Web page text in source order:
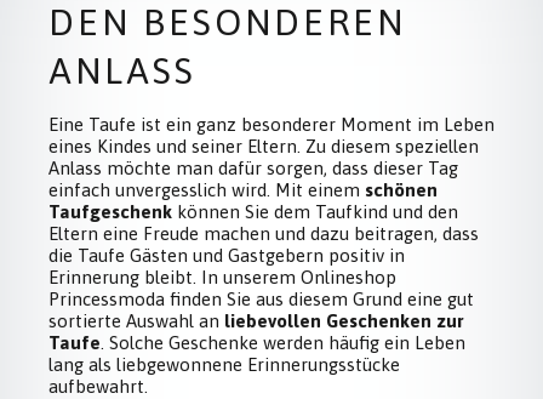
DEN BESONDEREN
ANLASS
Eine Taufe ist ein ganz besonderer Moment im Leben
eines Kindes und seiner Eltern. Zu diesem speziellen
Anlass möchte man dafür sorgen, dass dieser Tag
einfach unvergesslich wird. Mit einem schönen
Taufgeschenk können Sie dem Taufkind und den
Eltern eine Freude machen und dazu beitragen, dass
die Taufe Gästen und Gastgebern positiv in
Erinnerung bleibt. In unserem Onlineshop
Princessmoda finden Sie aus diesem Grund eine gut
sortierte Auswahl an liebevollen Geschenken zur
Taufe . Solche Geschenke werden häufig ein Leben
lang als liebgewonnene Erinnerungsstücke
aufbewahrt.